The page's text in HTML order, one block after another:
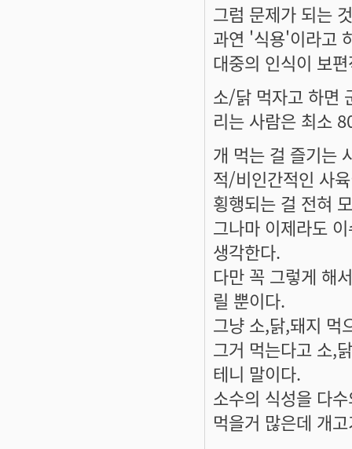
그럼 문제가 되는
과연 '식용'이라고
대중의 인식이 보
소/닭 먹자고 하면
리는 사람은 최소
개 먹는 걸 즐기는
적/비인간적인 사
횡행되는 걸 전혀
그나마 이제라도
생각한다.
다만 꼭 그렇게 해
릴 뿐이다.
그냥 소,닭,돼지 먹
그거 먹는다고 소,
테니 말이다.
소수의 식성을 다
먹을거 많은데 개